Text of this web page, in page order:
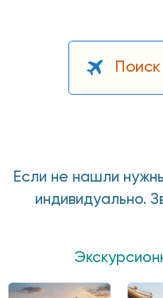
Если не нашли
индивидуально.